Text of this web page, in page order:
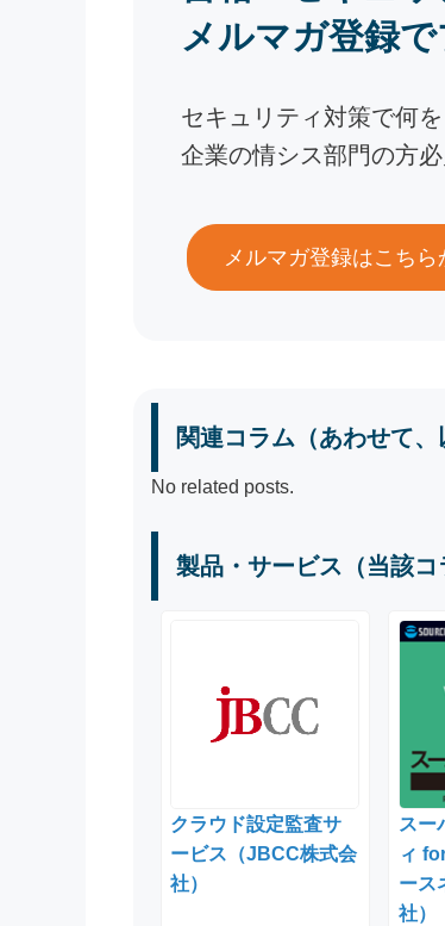
メルマガ登録で
セキュリティ対策で何
企業の情シス部門の方必
メルマガ登録はこちら
関連コラム（あわせて
No related posts.
製品・サービス（当該コ
クラウド設定監査サ
ービス（JBCC株式会
社）
スー
ィ
ース
社）